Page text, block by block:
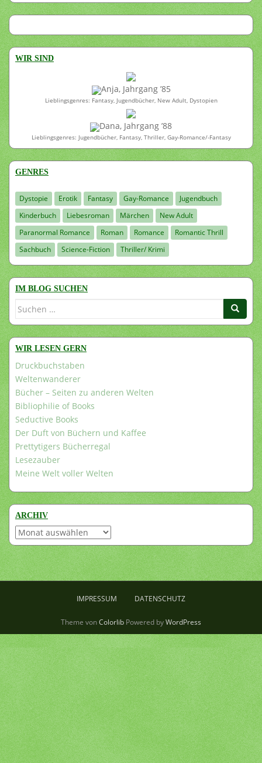
WIR SIND
Anja, Jahrgang ’85
Lieblingsgenres: Fantasy, Jugendbücher, New Adult, Dystopien
Dana, Jahrgang ’88
Lieblingsgenres: Jugendbücher, Fantasy, Thriller, Gay-Romance/-Fantasy
GENRES
Dystopie Erotik Fantasy Gay-Romance
Jugendbuch
Kinderbuch
Liebesroman Märchen
New Adult
Paranormal Romance
Roman Romance
Romantic Thrill
Sachbuch
Science-Fiction Thriller/ Krimi
IM BLOG SUCHEN
Suchen
WIR LESEN GERN
Druckbuchstaben
Weltenwanderer
Bücher – Seiten zu anderen Welten
Bibliophilie of Books
Seductive Books
Der Duft von Büchern und Kaffee
Prettytigers Bücherregal
Lesezauber
Meine Welt voller Welten
ARCHIV
Archiv
IMPRESSUM DATENSCHUTZ
Theme vonColorlib Powered byWordPress